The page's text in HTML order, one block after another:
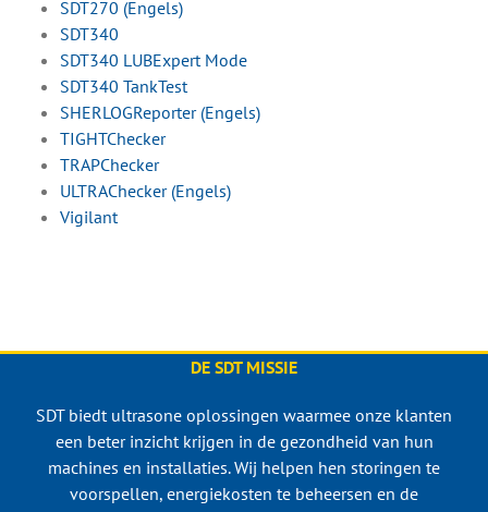
SDT270 (Engels)
SDT340
SDT340 LUBExpert Mode
SDT340 TankTest
SHERLOGReporter (Engels)
TIGHTChecker
TRAPChecker
ULTRAChecker (Engels)
Vigilant
DE SDT MISSIE
SDT biedt ultrasone oplossingen waarmee onze klanten
een beter inzicht krijgen in de gezondheid van hun
machines en installaties. Wij helpen hen storingen te
voorspellen, energiekosten te beheersen en de